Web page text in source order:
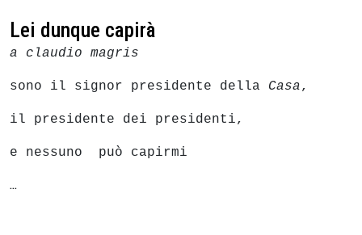
Lei dunque capirà
a claudio magris
sono il signor presidente della Casa,
il presidente dei presidenti,
e nessuno può capirmi
…